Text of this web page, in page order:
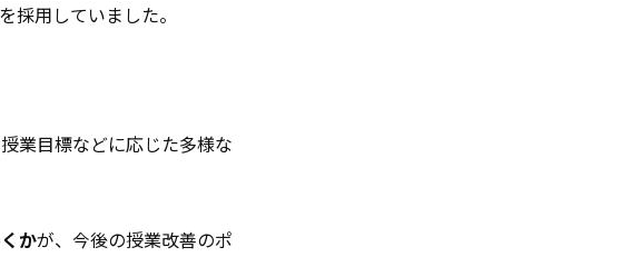
採用していました。
業目標などに応じた多様な
かが、今後の授業改善のポ